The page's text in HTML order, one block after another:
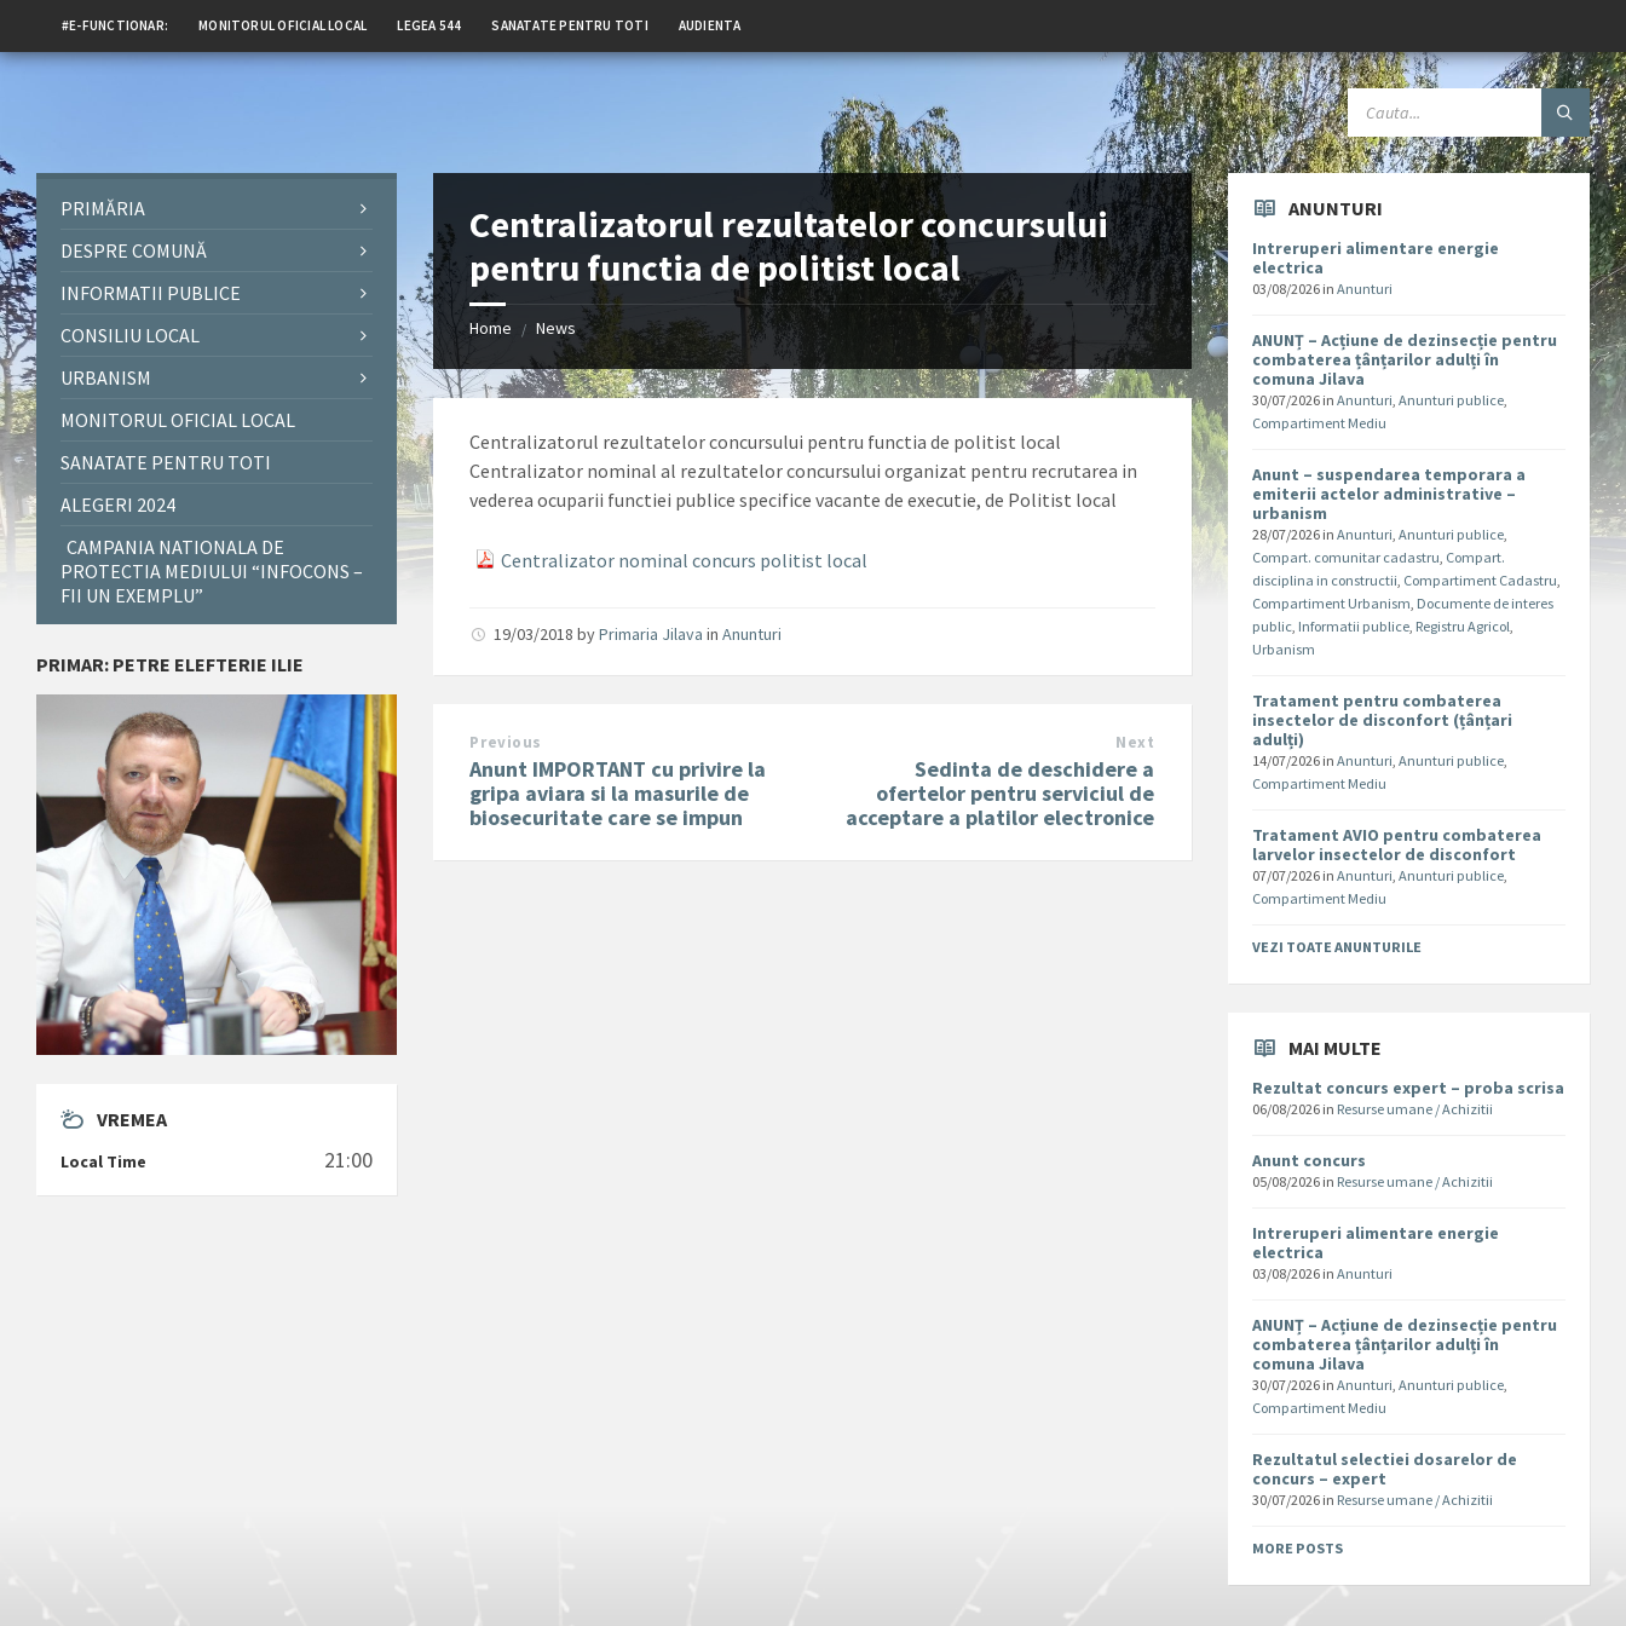
#E-FUNCTIONAR: MONITORUL OFICIAL LOCAL LEGEA 544 SANATATE PENTRU TOTI AUDIENTA
Centralizatorul rezultatelor concursului
pentru functia de politist local
Home / News
Centralizatorul rezultatelor concursului pentru functia de politist local
Centralizator nominal al rezultatelor concursului organizat pentru recrutarea in
vederea ocuparii functiei publice specifice vacante de executie, de Politist local
Centralizator nominal concurs politist local
19/03/2018byPrimaria Jilava inAnunturi
Previous
Anunt IMPORTANT cu privire la
gripa aviara si la masurile de
biosecuritate care se impun
Next
Sedinta de deschidere a
ofertelor pentru serviciul de
acceptare a platilor electronice
PRIMĂRIA
DESPRE COMUNĂ
INFORMATII PUBLICE
CONSILIU LOCAL
URBANISM
MONITORUL OFICIAL LOCAL
SANATATE PENTRU TOTI
ALEGERI 2024
CAMPANIA NATIONALA DE
PROTECTIA MEDIULUI “INFOCONS –
FII UN EXEMPLU”
PRIMAR: PETRE ELEFTERIE ILIE
VREMEA
Local Time 21:00
ANUNTURI
Intreruperi alimentare energie
electrica
03/08/2026 inAnunturi
ANUNȚ – Acțiune de dezinsecție pentru
combaterea țânțarilor adulți în
comuna Jilava
30/07/2026 inAnunturi,Anunturi publice,
Compartiment Mediu
Anunt – suspendarea temporara a
emiterii actelor administrative –
urbanism
28/07/2026 inAnunturi,Anunturi publice,
Compart. comunitar cadastru, Compart.
disciplina in constructii, Compartiment Cadastru,
Compartiment Urbanism, Documente de interes
public, Informatii publice, Registru Agricol,
Urbanism
Tratament pentru combaterea
insectelor de disconfort (țânțari
adulți)
14/07/2026 inAnunturi,Anunturi publice,
Compartiment Mediu
Tratament AVIO pentru combaterea
larvelor insectelor de disconfort
07/07/2026 inAnunturi,Anunturi publice,
Compartiment Mediu
VEZI TOATE ANUNTURILE
MAI MULTE
Rezultat concurs expert – proba scrisa
06/08/2026 in Resurse umane / Achizitii
Anunt concurs
05/08/2026 in Resurse umane / Achizitii
Intreruperi alimentare energie
electrica
03/08/2026 inAnunturi
ANUNȚ – Acțiune de dezinsecție pentru
combaterea țânțarilor adulți în
comuna Jilava
30/07/2026 inAnunturi,Anunturi publice,
Compartiment Mediu
Rezultatul selectiei dosarelor de
concurs – expert
30/07/2026 in Resurse umane / Achizitii
MORE POSTS